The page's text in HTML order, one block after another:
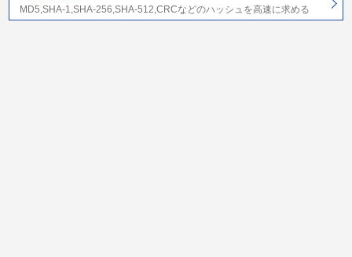
MD5,SHA-1,SHA-256,SHA-512,CRCなどのハッシュを高速に求める